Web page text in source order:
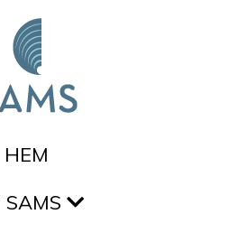
HEM
SAMS